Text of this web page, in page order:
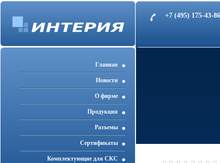
+7 (495) 175-43-
Главная
Новости
О фирме
Продукция
Разъемы
Cертификаты
Комплектующие для СКС